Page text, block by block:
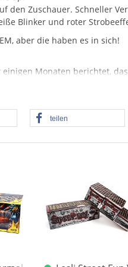
den Zuschauer. Schneller
Blinker und roter
, aber die haben es in sich!
einigen Monaten berichtet,
Produkte von Wolff
hat es mein Interesse
oder hat sich einfach
welche wir sicherlich
teilen